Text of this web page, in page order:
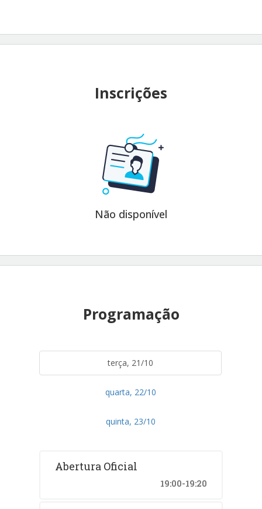
Inscrições
Não disponível
Programação
terça, 21/10
quarta, 22/10
quinta, 23/10
Abertura Oficial
19:00-19:20